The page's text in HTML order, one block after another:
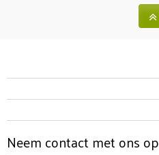
Neem contact met ons op